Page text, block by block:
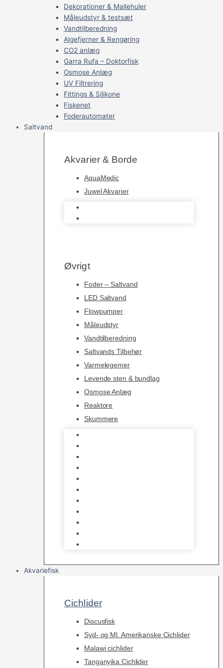
Dekorationer & Mallehuler
Måleudstyr & testsæt
Vandtilberedning
Algefjerner & Rengøring
CO2 anlæg
Garra Rufa – Doktorfisk
Osmose Anlæg
UV Filtrering
Fittings & Silikone
Fiskenet
Foderautomater
Saltvand
Akvarier & Borde
AquaMedic
Juwel Akvarier
Øvrigt
Foder – Saltvand
LED Saltvand
Flowpumper
Måleudstyr
Vandtilberedning
Saltvands Tilbehør
Varmelegemer
Levende sten & bundlag
Osmose Anlæg
Reaktore
Skummere
Akvariefisk
Cichlider
Discusfisk
Syd- og Ml. Amerikanske Cichlider
Malawi cichlider
Tanganyika Cichlider